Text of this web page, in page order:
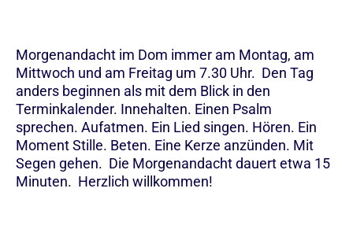
Morgenandacht im Dom immer am Montag, am
Mittwoch und am Freitag um 7.30 Uhr. Den Tag
anders beginnen als mit dem Blick in den
Terminkalender. Innehalten. Einen Psalm
sprechen. Aufatmen. Ein Lied singen. Hören. Ein
Moment Stille. Beten. Eine Kerze anzünden. Mit
Segen gehen. Die Morgenandacht dauert etwa 15
Minuten. Herzlich willkommen!